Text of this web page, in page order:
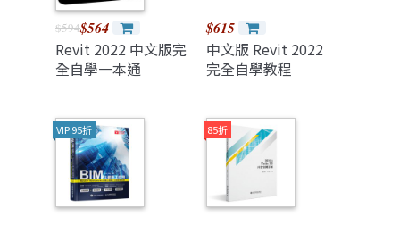
$594$564
Revit 2022 中文版完
全自學一本通
$615
中文版 Revit 2022
完全自學教程
VIP 95折 85折